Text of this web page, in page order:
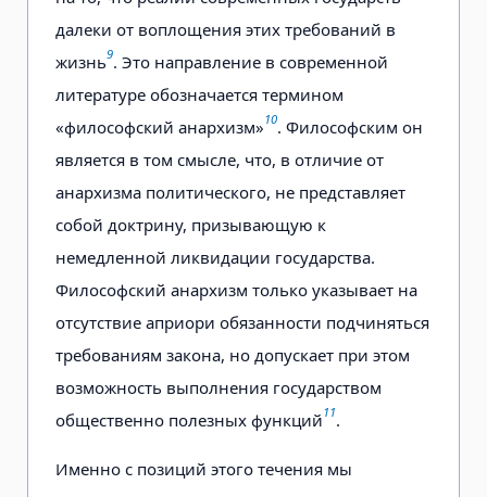
далеки от воплощения этих требований в
жизнь9. Это направление в современной
литературе обозначается термином
«философский анархизм»10. Философским он
является в том смысле, что, в отличие от
анархизма политического, не представляет
собой доктрину, призывающую к
немедленной ликвидации государства.
Философский анархизм только указывает на
отсутствие априори обязанности подчиняться
требованиям закона, но допускает при этом
возможность выполнения государством
общественно полезных функций11.
Именно с позиций этого течения мы